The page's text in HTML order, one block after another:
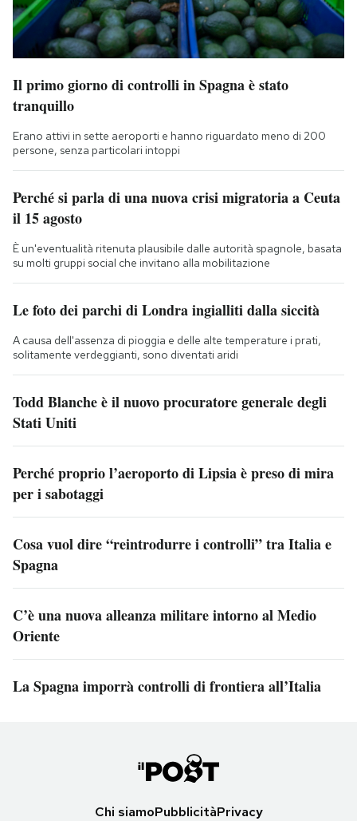
Il primo giorno di controlli in Spagna è stato
tranquillo
Erano attivi in sette aeroporti e hanno riguardato meno di 200
persone, senza particolari intoppi
Perché si parla di una nuova crisi migratoria a Ceuta
il 15 agosto
È un'eventualità ritenuta plausibile dalle autorità spagnole, basata
su molti gruppi social che invitano alla mobilitazione
Le foto dei parchi di Londra ingialliti dalla siccità
A causa dell'assenza di pioggia e delle alte temperature i prati,
solitamente verdeggianti, sono diventati aridi
Todd Blanche è il nuovo procuratore generale degli
Stati Uniti
Perché proprio l’aeroporto di Lipsia è preso di mira
per i sabotaggi
Cosa vuol dire “reintrodurre i controlli” tra Italia e
Spagna
C’è una nuova alleanza militare intorno al Medio
Oriente
La Spagna imporrà controlli di frontiera all’Italia
Chi siamoPubblicitàPrivacy